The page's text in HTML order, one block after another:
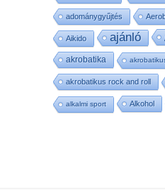
adománygyűjtés
Aikido ajánló
akrobatika
akrobatikus rock and roll
alkalmi sport Alkohol